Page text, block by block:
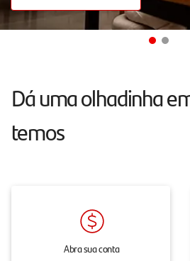
atendimento
chat,
onde
você
Dá uma olhadinha
temos
Abra sua conta